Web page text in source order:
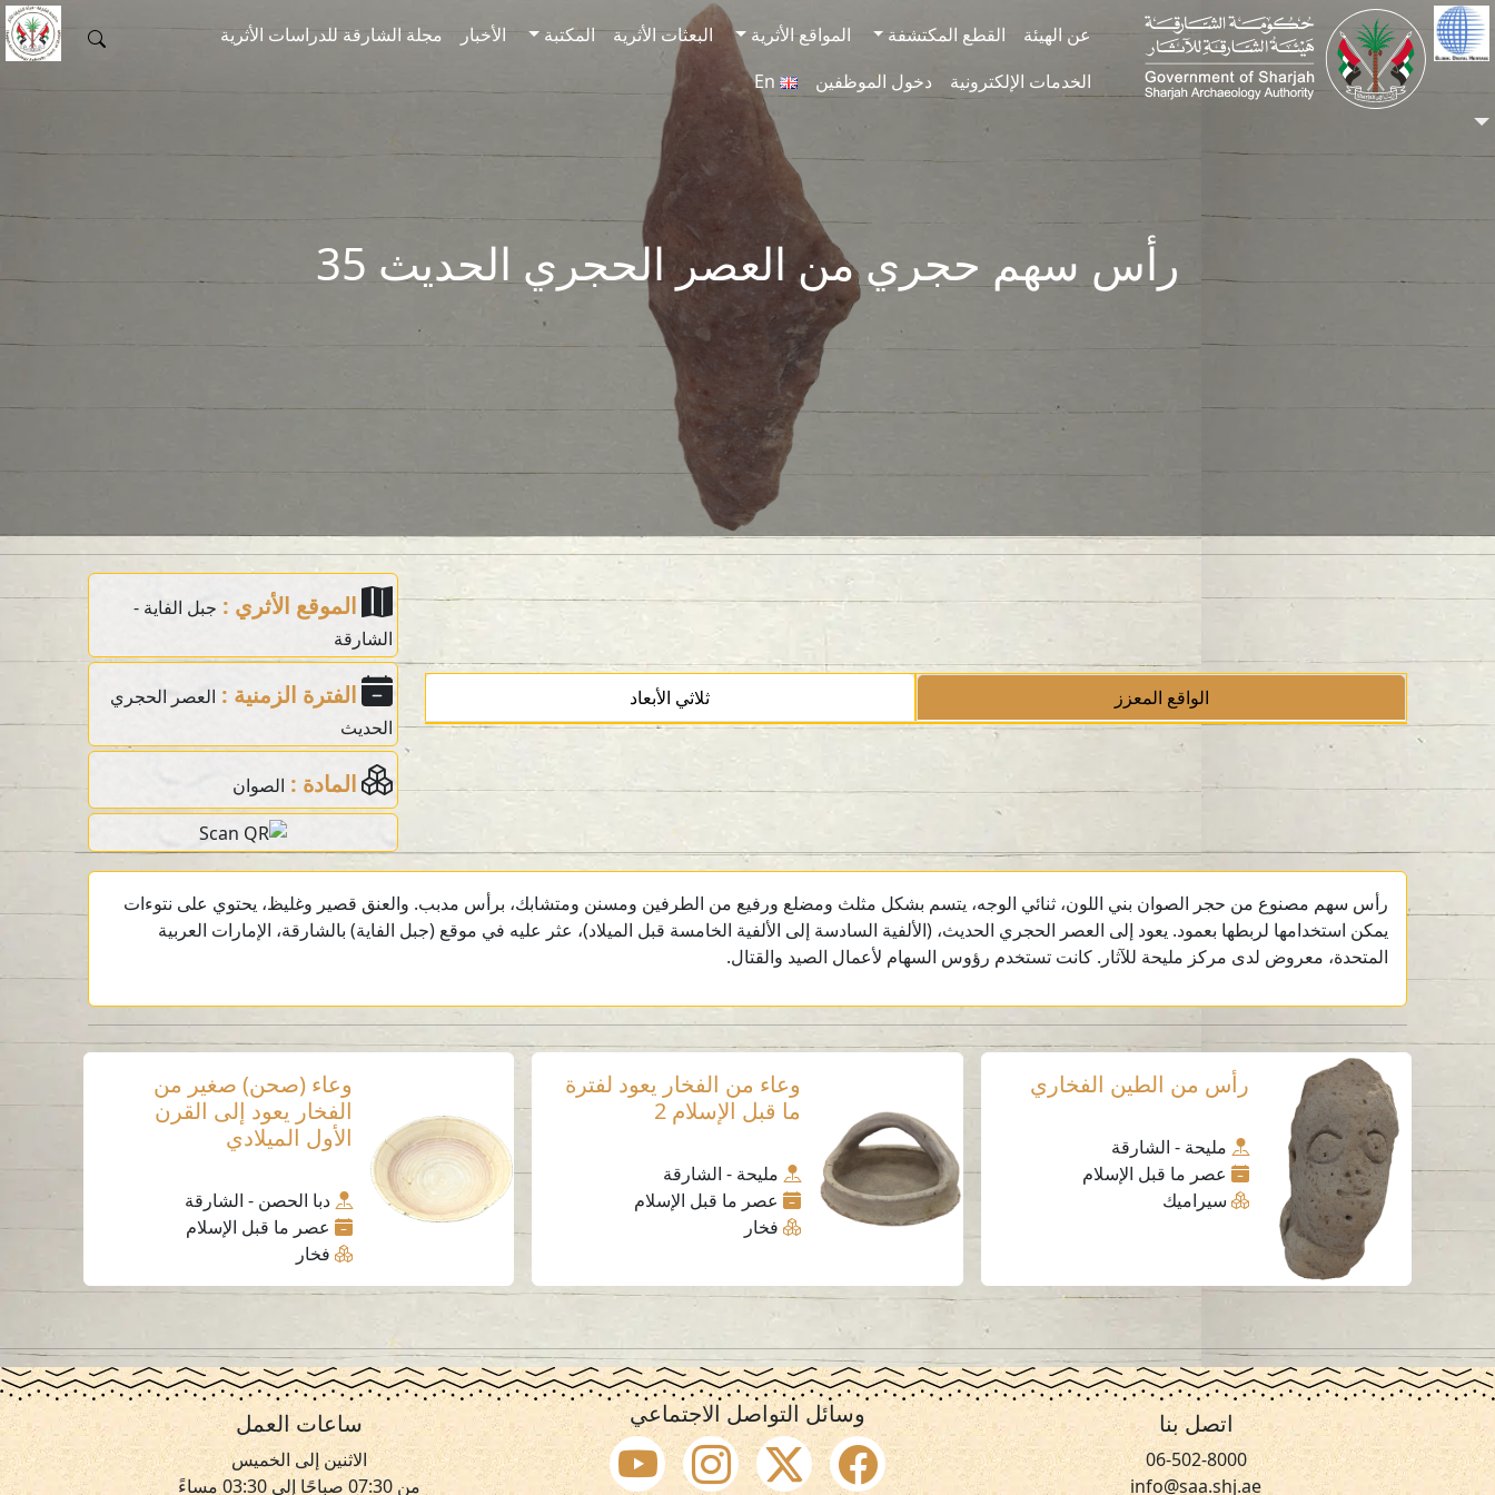
Skip to main content
عن الهيئة
القطع المكتشفة المواقع الأثرية البعثات الأثرية المكتبة الأخبار
مجلة الشارقة للدراسات الأثرية
الخدمات الإلكترونية
دخول الموظفين En
رأس سهم حجري من العصر الحجري الحديث 35
الواقع المعزز ثلاثي الأبعاد
الموقع الأثري : جبل الفاية -
الشارقة
الفترة الزمنية : العصر الحجري
الحديث
المادة : الصوان
رأس سهم مصنوع من حجر الصوان بني اللون، ثنائي الوجه، يتسم بشكل مثلث ومضلع ورفيع من الطرفين ومسنن ومتشابك، برأس مدبب. والعنق قصير وغليظ، يحتوي على نتوءات
يمكن استخدامها لربطها بعمود. يعود إلى العصر الحجري الحديث، (الألفية السادسة إلى الألفية الخامسة قبل الميلاد)، عثر عليه في موقع (جبل الفاية) بالشارقة، الإمارات العربية
المتحدة، معروض لدى مركز مليحة للآثار. كانت تستخدم رؤوس السهام لأعمال الصيد والقتال.
رأس من الطين الفخاري
مليحة - الشارقة
عصر ما قبل الإسلام
سيراميك
وعاء من الفخار يعود لفترة
ما قبل الإسلام 2
مليحة - الشارقة
عصر ما قبل الإسلام
فخار
وعاء (صحن) صغير من
الفخار يعود إلى القرن
الأول الميلادي
دبا الحصن - الشارقة
عصر ما قبل الإسلام
فخار
اتصل بنا
06-502-8000
info@saa.shj.ae
وسائل التواصل الاجتماعي ساعات العمل
الاثنين إلى الخميس
من 07:30 صباحًا إلى 03:30 مساءً